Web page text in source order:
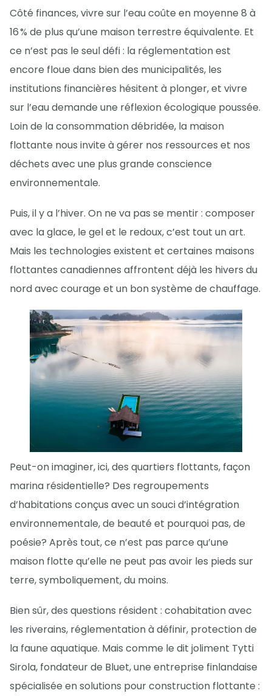
Côté finances, vivre sur l’eau coûte en moyenne 8 à
16 % de plus qu’une maison terrestre équivalente. Et
ce n’est pas le seul défi : la réglementation est
encore floue dans bien des municipalités, les
institutions financières hésitent à plonger, et vivre
sur l’eau demande une réflexion écologique poussée.
Loin de la consommation débridée, la maison
flottante nous invite à gérer nos ressources et nos
déchets avec une plus grande conscience
environnementale.
Puis, il y a l’hiver. On ne va pas se mentir : composer
avec la glace, le gel et le redoux, c’est tout un art.
Mais les technologies existent et certaines maisons
flottantes canadiennes affrontent déjà les hivers du
nord avec courage et un bon système de chauffage.
Peut-on imaginer, ici, des quartiers flottants, façon
marina résidentielle? Des regroupements
d’habitations conçus avec un souci d’intégration
environnementale, de beauté et pourquoi pas, de
poésie? Après tout, ce n’est pas parce qu’une
maison flotte qu’elle ne peut pas avoir les pieds sur
terre, symboliquement, du moins.
Bien sûr, des questions résident : cohabitation avec
les riverains, réglementation à définir, protection de
la faune aquatique. Mais comme le dit joliment Tytti
Sirola, fondateur de Bluet, une entreprise finlandaise
spécialisée en solutions pour construction flottante :